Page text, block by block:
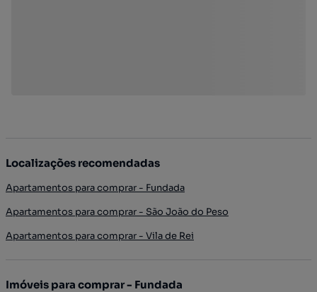
Localizações recomendadas
Apartamentos para comprar - Fundada
Apartamentos para comprar - São João do Peso
Apartamentos para comprar - Vila de Rei
Imóveis para comprar - Fundada